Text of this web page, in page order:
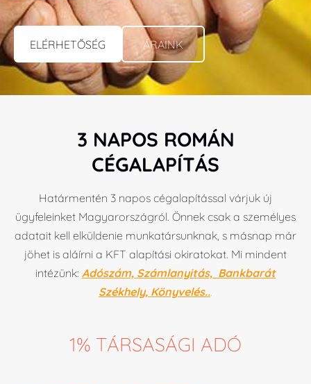
ELÉRHETŐSÉG​ ÁRAINK​
3 NAPOS ROMÁN
CÉGALAPÍTÁS
Határmentén 3 napos cégalapítással várjuk új
ügyfeleinket Magyarországról. Önnek csak a személyes
adatait kell elküldenie munkatársunknak, s másnap már
jöhet is aláírni a KFT alapítási okiratokat. Mi mindent
intézünk: Adószám, Számlanyitás, Bankbarát
Székhely, Könyvelés...
1% TÁRSASÁGI ADÓ